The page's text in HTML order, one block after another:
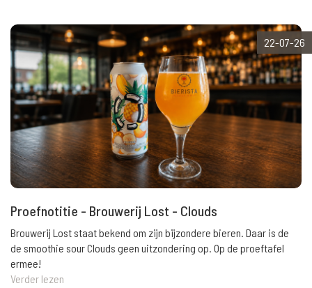
22-07-26
Proefnotitie - Brouwerij Lost - Clouds
Brouwerij Lost staat bekend om zijn bijzondere bieren. Daar is de
de smoothie sour Clouds geen uitzondering op. Op de proeftafel
ermee!
Verder lezen